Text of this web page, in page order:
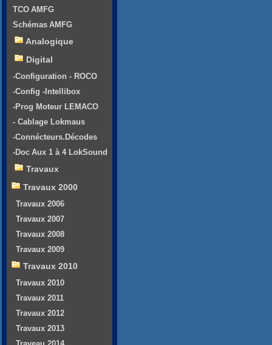
TCO AMFG
Schémas AMFG
Analogique
Digital
-Configuration - ROCO
-Config -Intellibox
-Prog Moteur LEMACO
- Cablage Lokmaus
-Connécteurs.Décodes
-Doc Aux 1 à 4 LokSound
Travaux
Travaux 2000
Travaux 2006
Travaux 2007
Travaux 2008
Travaux 2009
Travaux 2010
Travaux 2010
Travaux 2011
Travaux 2012
Travaux 2013